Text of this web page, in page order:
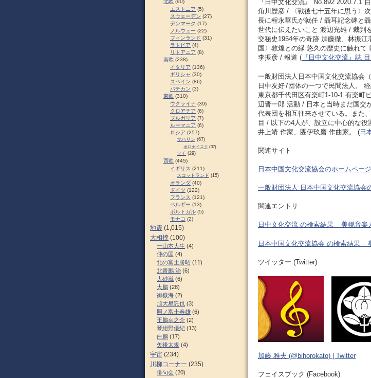
『日中文化交流』 No.892 2020.7.1
角川歴彦 / 〈戦後七十五年に思う〉
長に程永華氏が就任 / 聶耳記念碑と
世代に伝えたいこと 渡辺光雄 / 裁判
交秘史1954年の奇跡 加藤徹、林振
国〉敦煌との縁 悠久の歴史に触れて
李振彦 / 報道 ( 『日中文化交流』誌
一般財団法人日本中国文化交流協会
日中友好7団体の一つで民間法人。
東京都千代田区有楽町1-10-1 有楽町
辺晋一郎 活動 / 日本と当時まだ国交
代表団を相互往来させている。また
目 / 以下の4人が、設立に中心的な役
井上靖 作家、團伊玖磨 作曲家。 (日
関連サイト
日本中国文化交流協会のホームページ
一般財団法人 日本中国文化交流協会
関連エントリ
日中文化交流 の検索結果 – 美幌音楽
日本中国文化交流協会 の検索結果 –
ツイッター (Twitter)
加藤 雅夫 (@bihorokato) | Twitter
フェイスブック (Facebook)
北欧 (90)
エストニア (5)
スウェーデン (27)
デンマーク (17)
ノルウェー (22)
フィンランド (31)
ラトビア (4)
リトアニア (8)
南欧 (238)
イタリア (136)
ギリシャ (30)
スペイン (86)
バチカン (3)
東欧 (310)
ウクライナ (39)
クロアチア (6)
ブルガリア (7)
ルーマニア (6)
ロシア (257)
サハリン (67)
ポロナイスク (37)
ソチ (29)
西欧 (445)
イギリス (211)
スコットランド (15)
オランダ (40)
ドイツ (122)
フランス (121)
ベルギー (13)
ポルトガル (5)
モナコ (2)
地震 (1,015)
大相撲 (100)
一山本大生 (4)
仲の国 (4)
北の富士勝昭 (11)
北青鵬 治 (6)
大砂嵐 (6)
大鵬 (28)
御嶽海 (2)
旭大星託也 (3)
照ノ富士春雄 (6)
王鵬幸之介 (2)
琴紺野優紀 (13)
白鵬 (17)
矢後太規 (4)
宇宙 (234)
川柳コーナー (235)
俳句会 (20)